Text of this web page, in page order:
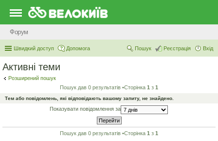
Форум
Швидкий доступ Допомога Вхід
Реєстрація
Пошук
Активні теми
Розширений пошук
Пошук дав 0 результатів •Сторінка 1 з 1
Тем або повідомлень, які відповідають вашому запиту, не знайдено.
Показувати повідомлення за
Пошук дав 0 результатів •Сторінка 1 з 1